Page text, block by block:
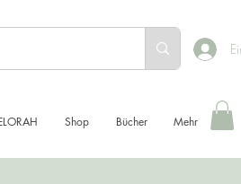
Shop Bücher Mehr